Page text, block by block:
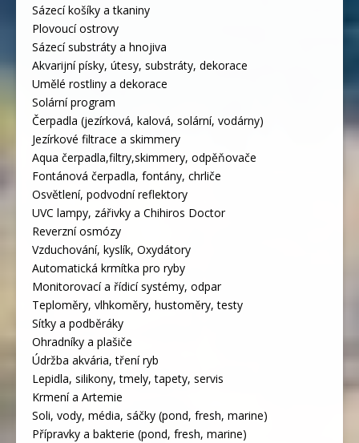
Sázecí košíky a tkaniny
Plovoucí ostrovy
Sázecí substráty a hnojiva
Akvarijní písky, útesy, substráty, dekorace
Umělé rostliny a dekorace
Solární program
Čerpadla (jezírková, kalová, solární, vodárny)
Jezírkové filtrace a skimmery
Aqua čerpadla,filtry,skimmery, odpěňovače
Fontánová čerpadla, fontány, chrliče
Osvětlení, podvodní reflektory
UVC lampy, zářivky a Chihiros Doctor
Reverzní osmózy
Vzduchování, kyslík, Oxydátory
Automatická krmítka pro ryby
Monitorovací a řídicí systémy, odpar
Teploměry, vlhkoměry, hustoměry, testy
Síťky a podběráky
Ohradníky a plašiče
Údržba akvária, tření ryb
Lepidla, silikony, tmely, tapety, servis
Krmení a Artemie
Soli, vody, média, sáčky (pond, fresh, marine)
Přípravky a bakterie (pond, fresh, marine)